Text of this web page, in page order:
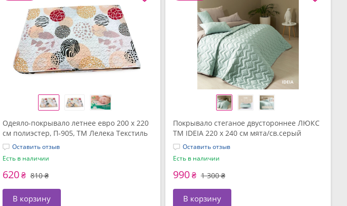
Одеяло-покрывало летнее евро 200 x 220
см полиэстер, П-905, ТМ Лелека Текстиль
Оставить отзыв
Есть в наличии
620₴ 810 ₴
В корзину
Покрывало стеганое двустороннее ЛЮКС
TM IDEIA 220 x 240 см мята/св.серый
Оставить отзыв
Есть в наличии
990₴ 1 300 ₴
В корзину